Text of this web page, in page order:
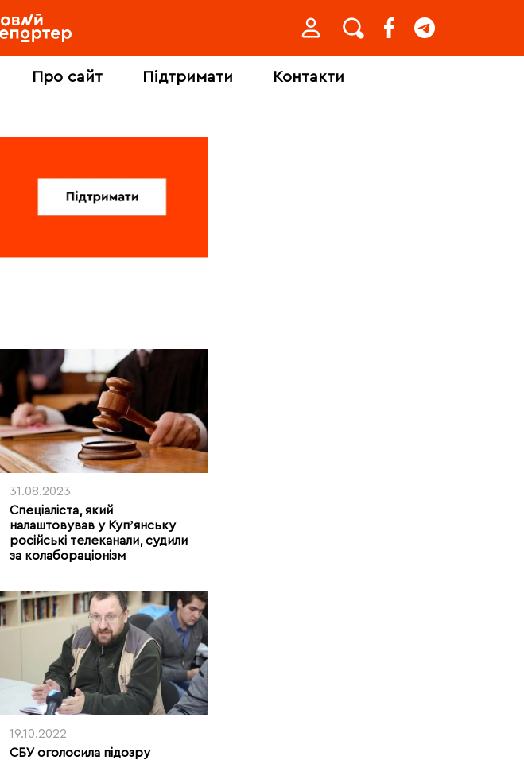
Про сайт Підтримати Контакти
31.08.2023
Спеціаліста, який
налаштовував у Купʼянську
російські телеканали, судили
за колабораціонізм
19.10.2022
СБУ оголосила підозру